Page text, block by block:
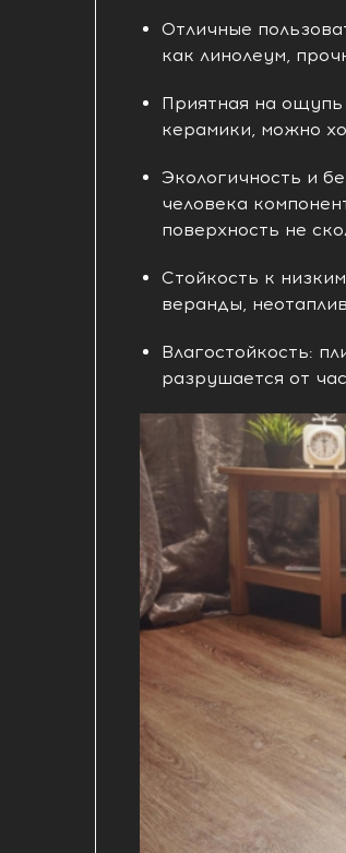
Отличные
как линолеум,
Приятная на ощупь
керамики, можно
Экологичность и
человека
поверхность не
Стойкость к
веранды,
Влагостойкость:
разрушается от